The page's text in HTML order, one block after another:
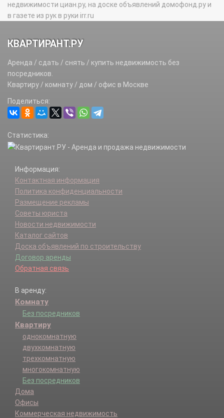
недвижимости циан.ру, на доске объявлений домофонд.ру и
в газете из рук в руки irr.ru
КВАРТИРАНТ.РУ
Аренда / сдать / снять / купить недвижимость без
посредников.
Квартиру / комнату / дом / офис в Москве
Поделиться:
Статистика:
Информация:
Контактная информация
Политика конфиденциальности
Размещение рекламы
Советы юриста
Новости недвижимости
Каталог сайтов
Доска объявлений по строительству
Договор аренды
Обратная связь
В аренду:
Комнату
Без посредников
Квартиру
однокомнатную
двухкомнатную
трехкомнатную
многокомнатную
Без посредников
Дома
Офисы
Коммерческая недвижимость